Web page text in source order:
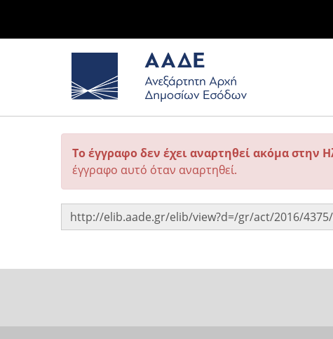
Το έγγραφο δεν έχει αναρτηθεί ακόμα στην
έγγραφο αυτό όταν αναρτηθεί.